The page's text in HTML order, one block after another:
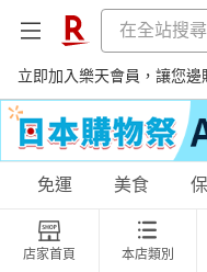
立即加入樂天會員，讓您邊
購物網分類
免運 美食
店家首頁 本店類別